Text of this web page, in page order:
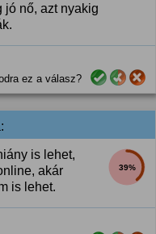
jó nő, azt nyakig
ez a válasz?
39%
is lehet,
akár
is lehet.